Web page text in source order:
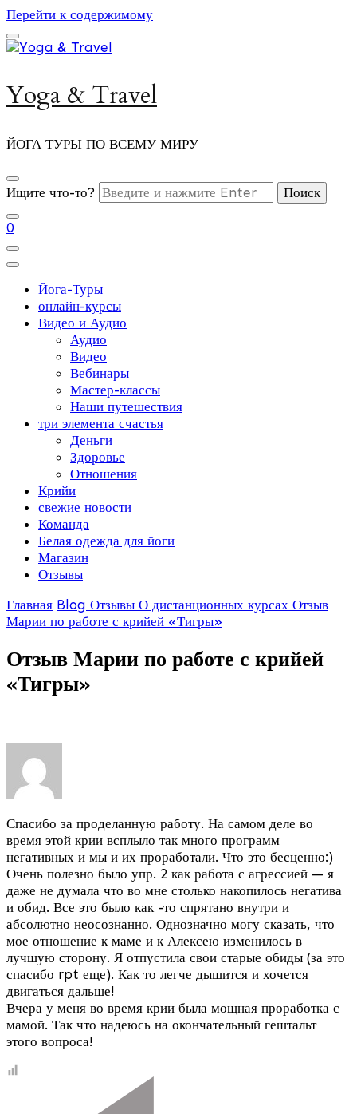
Перейти к содержимому
Yoga & Travel
ЙОГА ТУРЫ ПО ВСЕМУ МИРУ
Ищите что-то?
0
Йога-Туры
онлайн-курсы
Видео и Аудио
Аудио
Видео
Вебинары
Мастер-классы
Наши путешествия
три элемента счастья
Деньги
Здоровье
Отношения
Крийи
свежие новости
Команда
Белая одежда для йоги
Магазин
Отзывы
Главная Blog Отзывы О дистанционных курсах Отзыв
Марии по работе с крийей «Тигры»
Отзыв Марии по работе с крийей
«Тигры»
Спасибо за проделанную работу. На самом деле во
время этой крии всплыло так много программ
негативных и мы и их проработали. Что это бесценно:)
Очень полезно было упр. 2 как работа с агрессией — я
даже не думала что во мне столько накопилось негатива
и обид. Все это было как -то спрятано внутри и
абсолютно неосознанно. Однозначно могу сказать, что
мое отношение к маме и к Алексею изменилось в
лучшую сторону. Я отпустила свои старые обиды (за это
спасибо rpt еще). Как то легче дышится и хочется
двигаться дальше!
Вчера у меня во время крии была мощная проработка с
мамой. Так что надеюсь на окончательный гештальт
этого вопроса!